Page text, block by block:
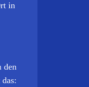
in
den